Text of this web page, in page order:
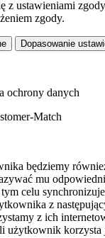
z ustawieniami
zgody.
Dopasowanie
ochrony danych
Match
będziemy
mu
celu
z
z ich
użytkownik korzysta